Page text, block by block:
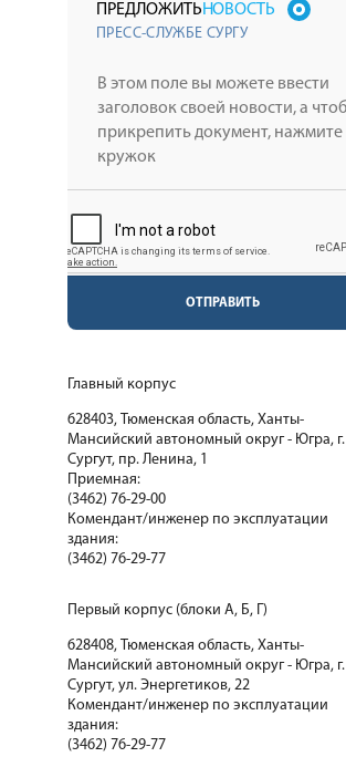
ПРЕДЛОЖИТЬНОВОСТЬ
ПРЕСС-СЛУЖБЕ СУРГУ
ОТПРАВИТЬ
Главный корпус
628403, Тюменская область, Ханты-
Мансийский автономный округ - Югра, г.
Сургут, пр. Ленина, 1
Приемная:
(3462) 76-29-00
Комендант/инженер по эксплуатации
здания:
(3462) 76-29-77
Первый корпус (блоки А, Б, Г)
628408, Тюменская область, Ханты-
Мансийский автономный округ - Югра, г.
Сургут, ул. Энергетиков, 22
Комендант/инженер по эксплуатации
здания:
(3462) 76-29-77